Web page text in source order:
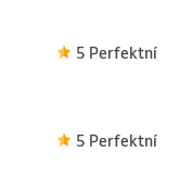
5 Perfektní
5 Perfektní